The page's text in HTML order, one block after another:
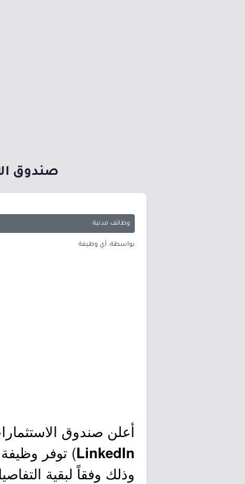
صندوق
وظائف مدنية
بواسطة: أي وظيفة
أعلن صندوق
LinkedIn) توفر
وذلك وفقاً لبقية